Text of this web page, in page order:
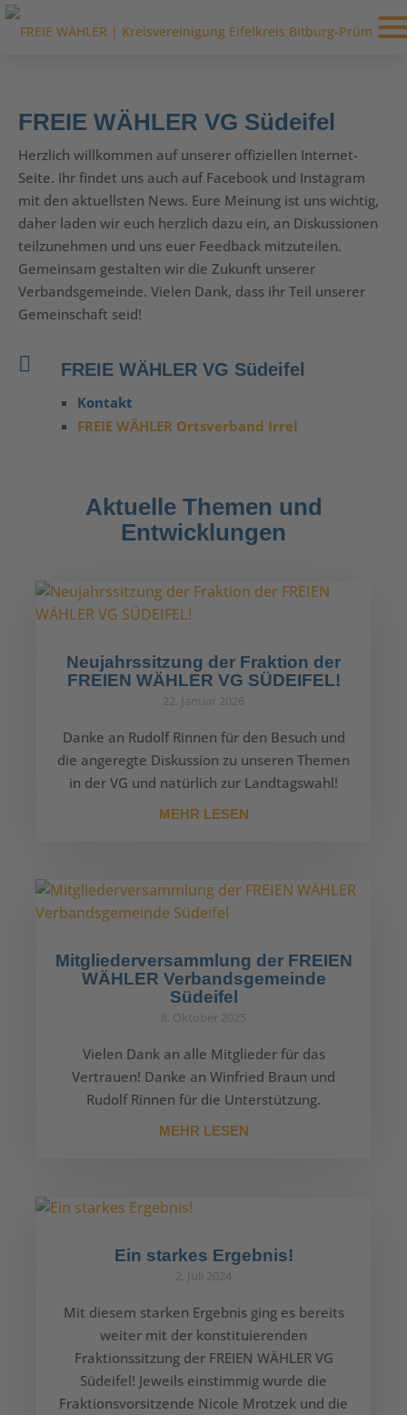
FREIE WÄHLER VG Südeifel
Herzlich willkommen auf unserer offiziellen Internet-
Seite. Ihr findet uns auch auf Facebook und Instagram
mit den aktuellsten News. Eure Meinung ist uns wichtig,
daher laden wir euch herzlich dazu ein, an Diskussionen
teilzunehmen und uns euer Feedback mitzuteilen.
Gemeinsam gestalten wir die Zukunft unserer
Verbandsgemeinde. Vielen Dank, dass ihr Teil unserer
Gemeinschaft seid!
 FREIE WÄHLER VG Südeifel
Kontakt
FREIE WÄHLER Ortsverband Irrel
Aktuelle Themen und
Entwicklungen
Neujahrssitzung der Fraktion der
FREIEN WÄHLER VG SÜDEIFEL!
22. Januar 2026
Danke an Rudolf Rinnen für den Besuch und
die angeregte Diskussion zu unseren Themen
in der VG und natürlich zur Landtagswahl!
MEHR LESEN
Mitgliederversammlung der FREIEN
WÄHLER Verbandsgemeinde
Südeifel
8. Oktober 2025
Vielen Dank an alle Mitglieder für das
Vertrauen! Danke an Winfried Braun und
Rudolf Rinnen für die Unterstützung.
MEHR LESEN
Ein starkes Ergebnis!
2. Juli 2024
Mit diesem starken Ergebnis ging es bereits
weiter mit der konstituierenden
Fraktionssitzung der FREIEN WÄHLER VG
Südeifel! Jeweils einstimmig wurde die
Fraktionsvorsitzende Nicole Mrotzek und die